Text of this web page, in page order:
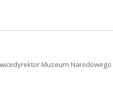
Muzeum Narodowego